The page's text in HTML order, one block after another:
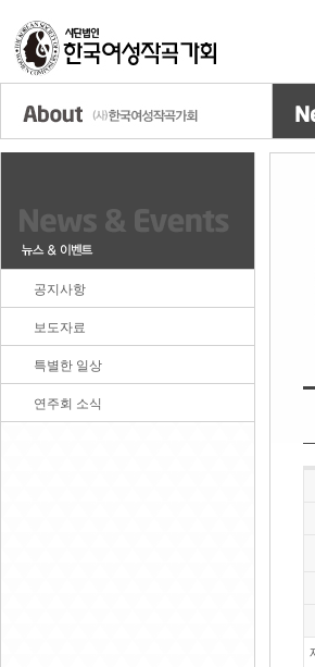
공지사항
보도자료
특별한 일상
연주회 소식